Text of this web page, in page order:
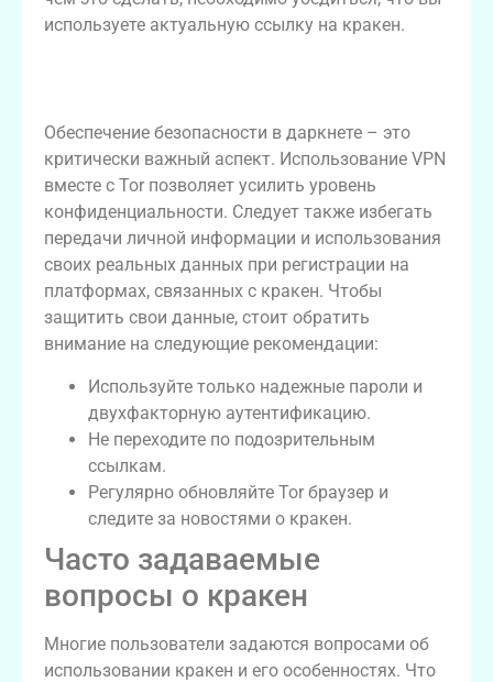
используете актуальную ссылку на кракен.
Обеспечение безопасности в даркнете – это
критически важный аспект. Использование VPN
вместе с Tor позволяет усилить уровень
конфиденциальности. Следует также избегать
передачи личной информации и использования
своих реальных данных при регистрации на
платформах, связанных с кракен. Чтобы
защитить свои данные, стоит обратить
внимание на следующие рекомендации:
Используйте только надежные пароли и
двухфакторную аутентификацию.
Не переходите по подозрительным
ссылкам.
Регулярно обновляйте Tor браузер и
следите за новостями о кракен.
Часто задаваемые
вопросы о кракен
Многие пользователи задаются вопросами об
использовании кракен и его особенностях. Что